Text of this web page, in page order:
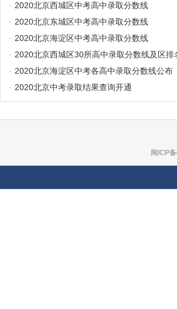
· 2020北京西城区中考高中录取分数线
· 2020北京东城区中考高中录取分数线
· 2020北京海淀区中考高中录取分数线
· 2020北京西城区30所高中录取分数线及区排
· 2020北京海淀区中考各高中录取分数线公布
· 2020北京中考录取结果查询开通
闽ICP